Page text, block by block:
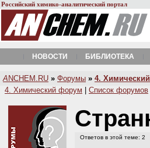
Российский химико-аналитический портал
НОВОСТИ БИБЛИОТЕКА
A NCHEM.RU » Форумы » 4.
4. Химический форум
Список форумов
Ответов в этой теме: 2